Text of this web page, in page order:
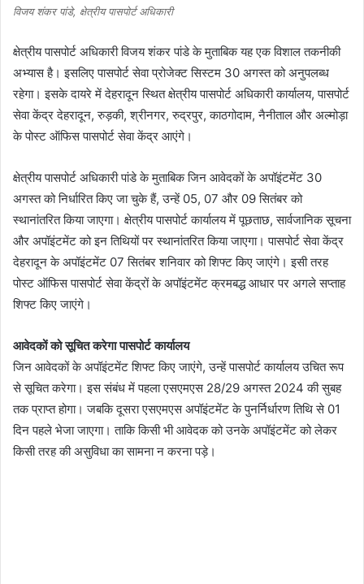
विजय शंकर पांडे, क्षेत्रीय पासपोर्ट अधिकारी
क्षेत्रीय पासपोर्ट अधिकारी विजय शंकर पांडे के मुताबिक यह एक विशाल तकनीकी
अभ्यास है। इसलिए पासपोर्ट सेवा प्रोजेक्ट सिस्टम 30 अगस्त को अनुपलब्ध
रहेगा। इसके दायरे में देहरादून स्थित क्षेत्रीय पासपोर्ट अधिकारी कार्यालय, पासपोर्ट
सेवा केंद्र देहरादून, रुड़की, श्रीनगर, रुद्रपुर, काठगोदाम, नैनीताल और अल्मोड़ा
के पोस्ट ऑफिस पासपोर्ट सेवा केंद्र आएंगे।
क्षेत्रीय पासपोर्ट अधिकारी पांडे के मुताबिक जिन आवेदकों के अपॉइंटमेंट 30
अगस्त को निर्धारित किए जा चुके हैं, उन्हें 05, 07 और 09 सितंबर को
स्थानांतरित किया जाएगा। क्षेत्रीय पासपोर्ट कार्यालय में पूछताछ, सार्वजानिक सूचना
और अपॉइंटमेंट को इन तिथियों पर स्थानांतरित किया जाएगा। पासपोर्ट सेवा केंद्र
देहरादून के अपॉइंटमेंट 07 सितंबर शनिवार को शिफ्ट किए जाएंगे। इसी तरह
पोस्ट ऑफिस पासपोर्ट सेवा केंद्रों के अपॉइंटमेंट क्रमबद्ध आधार पर अगले सप्ताह
शिफ्ट किए जाएंगे।
आवेदकों को सूचित करेगा पासपोर्ट कार्यालय
जिन आवेदकों के अपॉइंटमेंट शिफ्ट किए जाएंगे, उन्हें पासपोर्ट कार्यालय उचित रूप
से सूचित करेगा। इस संबंध में पहला एसएमएस 28/29 अगस्त 2024 की सुबह
तक प्राप्त होगा। जबकि दूसरा एसएमएस अपॉइंटमेंट के पुनर्निर्धारण तिथि से 01
दिन पहले भेजा जाएगा। ताकि किसी भी आवेदक को उनके अपॉइंटमेंट को लेकर
किसी तरह की असुविधा का सामना न करना पड़े।